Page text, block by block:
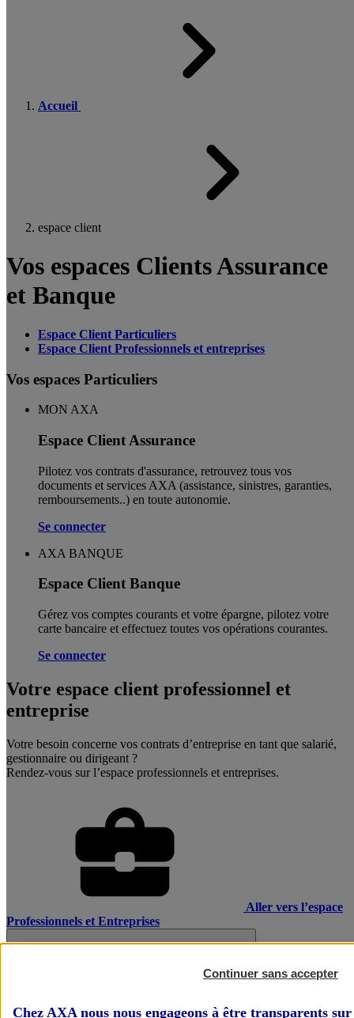
Accueil
espace client
Vos espaces Clients Assurance
et Banque
Espace Client Particuliers
Espace Client Professionnels et entreprises
Vos espaces Particuliers
MON AXA
Espace Client Assurance
Pilotez vos contrats d'assurance, retrouvez tous vos
documents et services AXA (assistance, sinistres, garanties,
remboursements..) en toute autonomie. ​
Se connecter
AXA BANQUE
Espace Client Banque
Gérez vos comptes courants et votre épargne, pilotez votre
carte bancaire et effectuez toutes vos opérations courantes.
Se connecter
Votre espace client professionnel et
entreprise
Votre besoin concerne vos contrats d’entreprise en tant que salarié,
gestionnaire ou dirigeant ?
Rendez-vous sur l’espace professionnels et entreprises.
Aller vers l’espace
Professionnels et Entreprises
Continuer sans accepter
Chez AXA nous nous engageons à être transparents